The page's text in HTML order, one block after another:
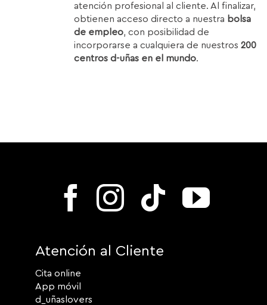
atención profesional al cliente. Al finalizar,
obtienen acceso directo a nuestra bolsa
de empleo, con posibilidad de
incorporarse a cualquiera de nuestros200
centros d-uñas en el mundo.
Atención al Cliente
Cita online
App móvil
d_uñaslovers